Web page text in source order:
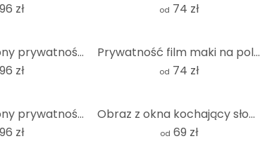
96 zł od 74 zł
Folia do ochrony prywatności Orchid
96 zł
Prywatność film maki na polu rzepaku - kwadrat
od 74 zł
Folia do ochrony prywatności Waterdrops
96 zł
Obraz z okna kochający słońce
od 69 zł